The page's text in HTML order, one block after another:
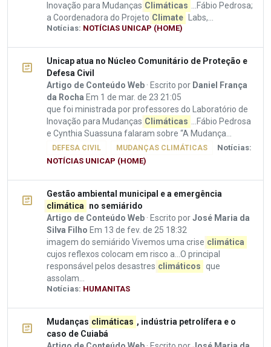
Inovação para Mudanças Climáticas
...Fábio Pedrosa;
a Coordenadora do Projeto Climate Labs,...
Notícias: NOTÍCIAS UNICAP (HOME)
Unicap atua no Núcleo Comunitário de Proteção e
Defesa Civil
Artigo de Conteúdo Web · Escrito por Daniel França
da Rocha Em 1 de mar. de 23 21:05
que foi ministrada por professores do Laboratório de
Inovação para Mudanças Climáticas
...Fábio Pedrosa
e Cynthia Suassuna falaram sobre “A Mudança...
DEFESA CIVIL MUDANÇAS CLIMÁTICAS
Notícias:
NOTÍCIAS UNICAP (HOME)
Gestão ambiental municipal e a emergência
climática
no semiárido
Artigo de Conteúdo Web · Escrito porJosé Maria da
Silva Filho Em 13 de fev. de 25 18:32
imagem do semiárido Vivemos uma crise climática
cujos reflexos colocam em risco a...O principal
responsável pelos desastres climáticos que
assolam...
Notícias: HUMANITAS
Mudanças climáticas , indústria petrolífera e o
caso de Cuiabá